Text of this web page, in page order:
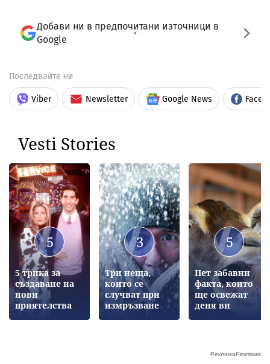
Добави ни в предпочитани източници в
Google
Последвайте ни
Viber Newsletter Google News
Vesti Stories
5
5 трика за
създаване на
нови
приятелства
3
Три неща,
които се
случват при
измръзване
5
Пет забавни
факта, които
ще освежат
деня ви